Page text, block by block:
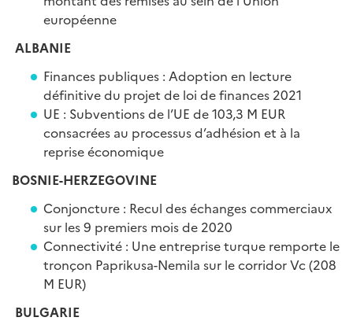
européenne
ALBANIE
Finances publiques : Adoption en lecture
définitive du projet de loi de finances 2021
UE : Subventions de l’UE de 103,3 M EUR
consacrées au processus d’adhésion et à la
reprise économique
BOSNIE-HERZEGOVINE
Conjoncture : Recul des échanges commerciaux
sur les 9 premiers mois de 2020
Connectivité : Une entreprise turque remporte le
tronçon Paprikusa-Nemila sur le corridor Vc (208
M EUR)
BULGARIE